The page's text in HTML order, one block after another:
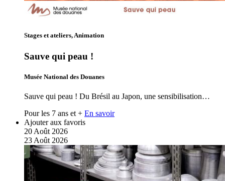
Stages et ateliers, Animation
Sauve qui peau !
Musée National des Douanes
Sauve qui peau ! Du Brésil au Japon, une sensibilisation…
Pour les 7 ans et + En savoir
Ajouter aux favoris
20 Août 2026
23 Août 2026